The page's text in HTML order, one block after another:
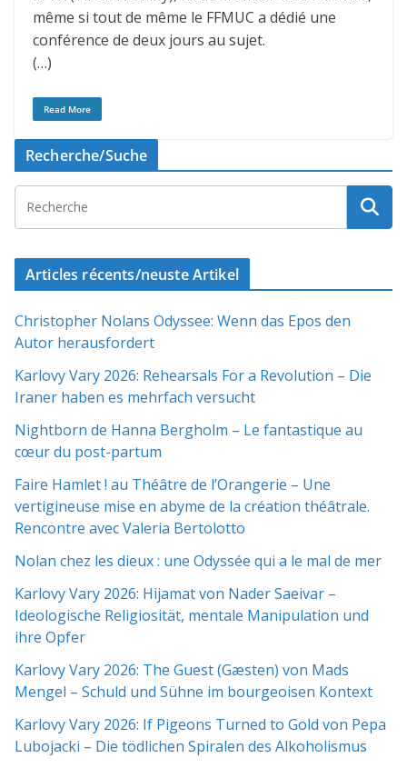
même si tout de même le FFMUC a dédié une
conférence de deux jours au sujet.
(…)
Read More
Recherche/Suche
Articles récents/neuste Artikel
Christopher Nolans Odyssee: Wenn das Epos den
Autor herausfordert
Karlovy Vary 2026: Rehearsals For a Revolution – Die
Iraner haben es mehrfach versucht
Nightborn de Hanna Bergholm – Le fantastique au
cœur du post-partum
Faire Hamlet ! au Théâtre de l’Orangerie – Une
vertigineuse mise en abyme de la création théâtrale.
Rencontre avec Valeria Bertolotto
Nolan chez les dieux : une Odyssée qui a le mal de mer
Karlovy Vary 2026: Hijamat von Nader Saeivar​​ –
Ideologische Religiosität, mentale Manipulation und
ihre Opfer
Karlovy Vary 2026: The Guest (Gæsten) von Mads
Mengel – Schuld und Sühne im bourgeoisen Kontext
Karlovy Vary 2026: If Pigeons Turned to Gold von Pepa
Lubojacki – Die tödlichen Spiralen des Alkoholismus